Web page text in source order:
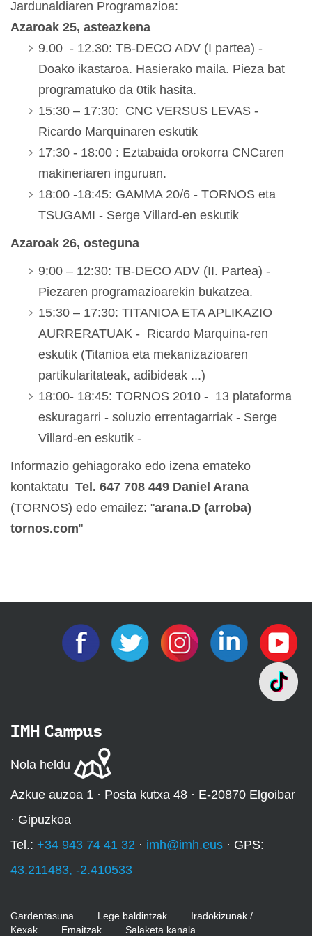
Jardunaldiaren Programazioa:
Azaroak 25, asteazkena
9.00 - 12.30: TB-DECO ADV (I partea) -
Doako ikastaroa. Hasierako maila. Pieza bat
programatuko da 0tik hasita.
15:30 – 17:30: CNC VERSUS LEVAS -
Ricardo Marquinaren eskutik
17:30 - 18:00 : Eztabaida orokorra CNCaren
makineriaren inguruan.
18:00 -18:45: GAMMA 20/6 - TORNOS eta
TSUGAMI - Serge Villard-en eskutik
Azaroak 26, osteguna
9:00 – 12:30: TB-DECO ADV (II. Partea) -
Piezaren programazioarekin bukatzea.
15:30 – 17:30: TITANIOA ETA APLIKAZIO
AURRERATUAK - Ricardo Marquina-ren
eskutik (Titanioa eta mekanizazioaren
partikularitateak, adibideak ...)
18:00- 18:45: TORNOS 2010 - 13 plataforma
eskuragarri - soluzio errentagarriak - Serge
Villard-en eskutik -
Informazio gehiagorako edo izena emateko
kontaktatu Tel. 647 708 449 Daniel Arana
(TORNOS) edo emailez: "arana.D (arroba)
tornos.com"
IMH Campus
Nola heldu
Azkue auzoa 1 · Posta kutxa 48 · E-20870 Elgoibar
· Gipuzkoa
Tel.: +34 943 74 41 32 · imh@imh.eus · GPS:
43.211483, -2.410533
Gardentasuna Lege baldintzak
Iradokizunak /
Kexak
Emaitzak Salaketa kanala